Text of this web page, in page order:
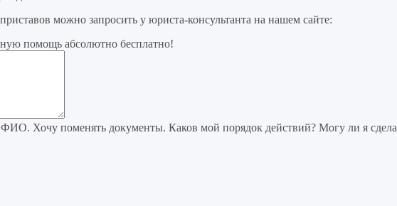
можно запросить у юриста-консультанта на нашем сайте:
помощь абсолютно бесплатно!
Хочу поменять документы. Каков мой порядок действий? Могу ли я